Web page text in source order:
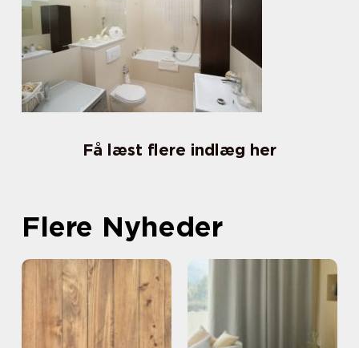
Få læst flere indlæg her
Flere Nyheder